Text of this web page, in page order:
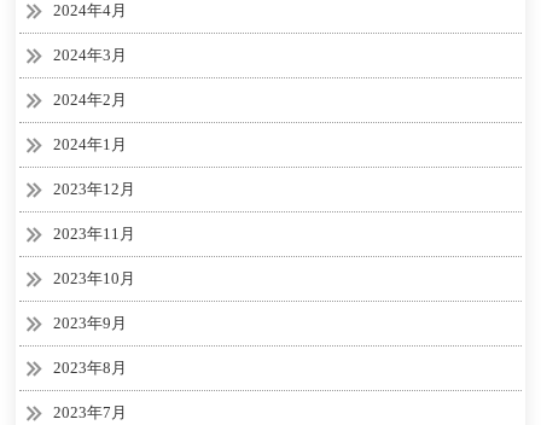
2024年4月
2024年3月
2024年2月
2024年1月
2023年12月
2023年11月
2023年10月
2023年9月
2023年8月
2023年7月